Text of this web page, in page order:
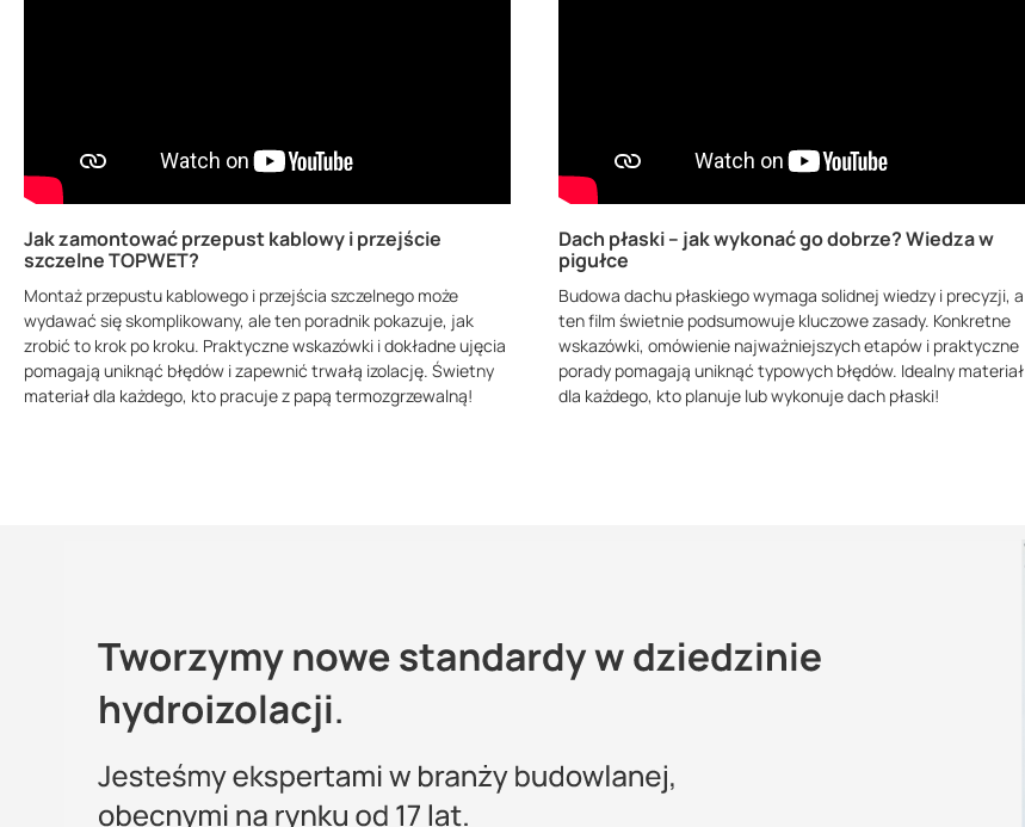
Jak zamontować przepust kablowy i przejście
szczelne TOPWET?
Montaż przepustu kablowego i przejścia szczelnego może
wydawać się skomplikowany, ale ten poradnik pokazuje, jak
zrobić to krok po kroku. Praktyczne wskazówki i dokładne ujęcia
pomagają uniknąć błędów i zapewnić trwałą izolację. Świetny
materiał dla każdego, kto pracuje z papą termozgrzewalną!
Dach płaski – jak wykonać go dobrze? Wiedza w
pigułce
Budowa dachu płaskiego wymaga solidnej wiedzy i precyzji, a
ten film świetnie podsumowuje kluczowe zasady. Konkretne
wskazówki, omówienie najważniejszych etapów i praktyczne
porady pomagają uniknąć typowych błędów. Idealny materiał
dla każdego, kto planuje lub wykonuje dach płaski!